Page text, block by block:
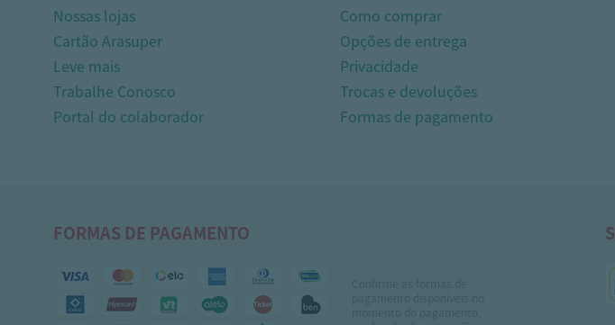
Nossas lojas
Cartão Arasuper
Leve mais
Trabalhe Conosco
Portal do colaborador
Como comprar
Opções de entrega
Privacidade
Trocas e devoluções
Formas de pagamento
FORMAS DE PAGAMENTO